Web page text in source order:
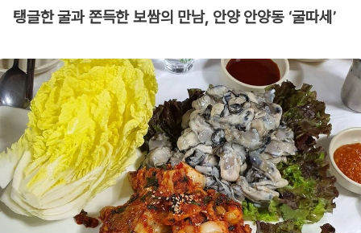
탱글한 굴과 쫀득한 보쌈의 만남, 안양 안양동 ‘굴따세’